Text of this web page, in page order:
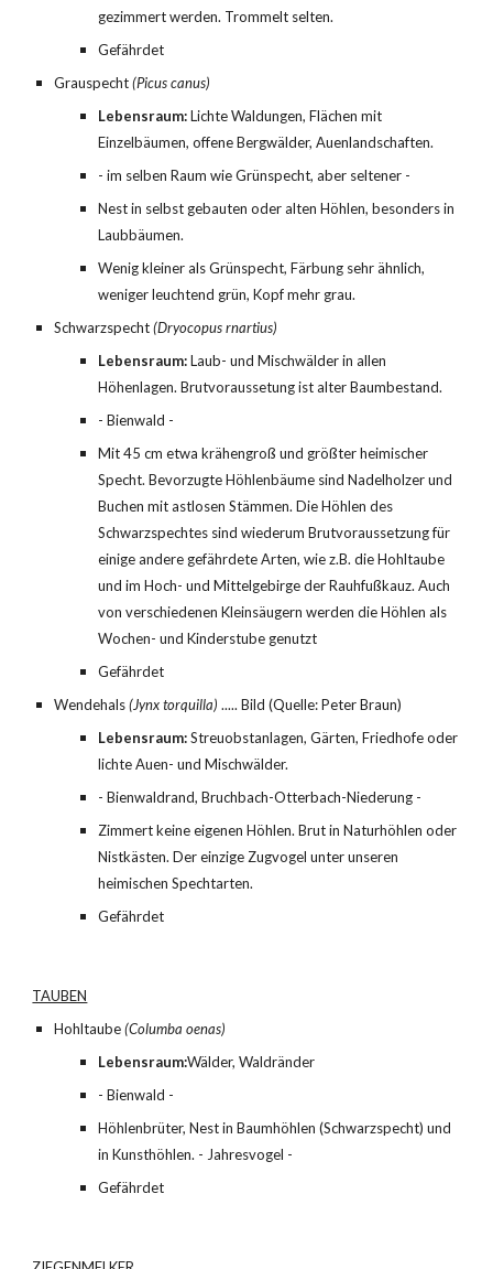
gezimmert werden. Trommelt selten.
Gefährdet
Grauspecht (Picus canus)
Lebensraum: Lichte Waldungen, Flächen mit
Einzelbäumen, offene Bergwälder, Auenlandschaften.
- im selben Raum wie Grünspecht, aber seltener -
Nest in selbst gebauten oder alten Höhlen, besonders in
Laubbäumen.
Wenig kleiner als Grünspecht, Färbung sehr ähnlich,
weniger leuchtend grün, Kopf mehr grau.
Schwarzspecht (Dryocopus rnartius)
Lebensraum: Laub- und Mischwälder in allen
Höhenlagen. Brutvoraussetung ist alter Baumbestand.
- Bienwald -
Mit 45 cm etwa krähengroß und größter heimischer
Specht. Bevorzugte Höhlenbäume sind Nadelholzer und
Buchen mit astlosen Stämmen. Die Höhlen des
Schwarzspechtes sind wiederum Brutvoraussetzung für
einige andere gefährdete Arten, wie z.B. die Hohltaube
und im Hoch- und Mittelgebirge der Rauhfußkauz. Auch
von verschiedenen Kleinsäugern werden die Höhlen als
Wochen- und Kinderstube genutzt
Gefährdet
Wendehals (Jynx torquilla) ..... Bild (Quelle: Peter Braun)
Lebensraum: Streuobstanlagen, Gärten, Friedhofe oder
lichte Auen- und Mischwälder.
- Bienwaldrand, Bruchbach-Otterbach-Niederung -
Zimmert keine eigenen Höhlen. Brut in Naturhöhlen oder
Nistkästen. Der einzige Zugvogel unter unseren
heimischen Spechtarten.
Gefährdet
TAUBEN
Hohltaube (Columba oenas)
Lebensraum:Wälder, Waldränder
- Bienwald -
Höhlenbrüter, Nest in Baumhöhlen (Schwarzspecht) und
in Kunsthöhlen. - Jahresvogel -
Gefährdet